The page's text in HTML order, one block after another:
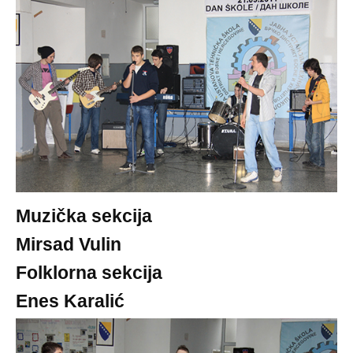
Muzička sekcija
Mirsad Vulin
Folklorna sekcija
Enes Karalić